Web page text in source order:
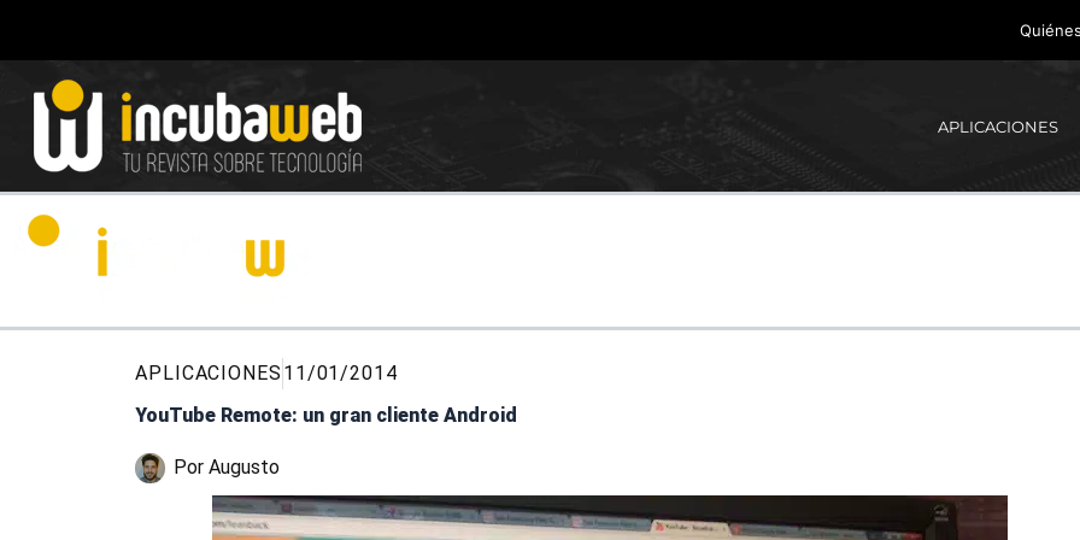
contenido
APLICACIONES
APLICACIONES 11/01/2014
YouTube Remote: un gran cliente Android
Por Augusto